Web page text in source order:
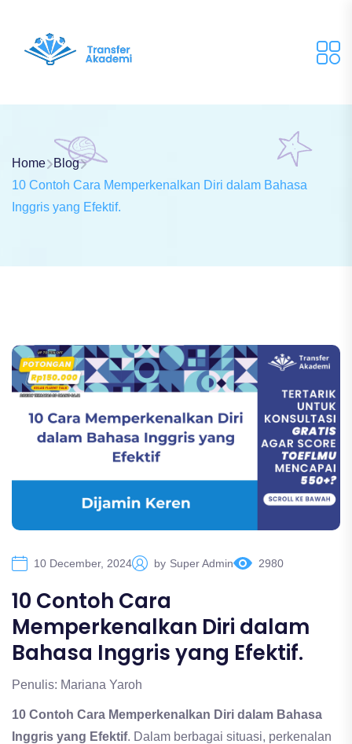
Home
Blog
10 Contoh Cara Memperkenalkan Diri dalam Bahasa
Inggris yang Efektif.
10 December, 2024 by Super Admin 2980
10 Contoh Cara
Memperkenalkan Diri dalam
Bahasa Inggris yang Efektif.
Penulis: Mariana Yaroh
10 Contoh Cara Memperkenalkan Diri dalam Bahasa
Inggris yang Efektif. Dalam berbagai situasi, perkenalan